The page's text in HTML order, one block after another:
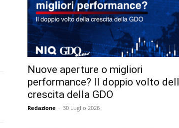
Nuove aperture o migliori
performance? Il doppio volto
crescita della GDO
Redazione - 30 Luglio 2026